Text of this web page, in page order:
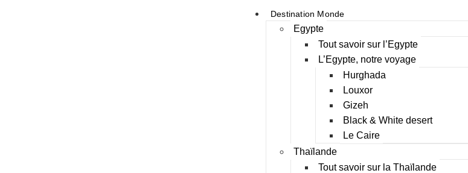
Destination Monde
Egypte
Tout savoir sur l’Egypte
L’Egypte, notre voyage
Hurghada
Louxor
Gizeh
Black & White desert
Le Caire
Thaïlande
Tout savoir sur la Thaïlande